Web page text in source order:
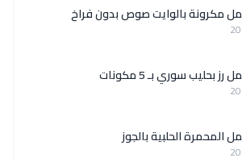
مكرونة بالوايت صوص بدون فراخ
بحليب سوري بـ 5 مكونات
المحمرة الحلبية بالجوز